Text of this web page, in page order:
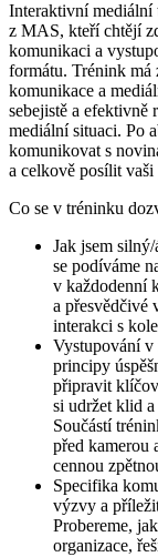
Interaktivní mediální
z MAS, kteří chtějí
komunikaci a
formátu. Trénink má
komunikace a
sebejistě a efektivně
mediální situaci. Po
komunikovat s
a celkově posílit
Co se v tréninku
Jak jsem
se podíváme
v každodenní
a přesvědčivé
interakci s
Vystupování v
principy
připravit
si udržet klid
Součástí
před kamerou
cennou
Specifika
výzvy a
Probereme,
organizace,